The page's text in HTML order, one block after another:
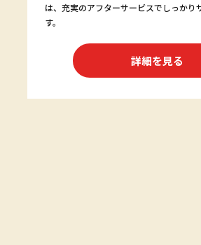
は、充実のアフターサービスでしっかり
す。
詳細を見る